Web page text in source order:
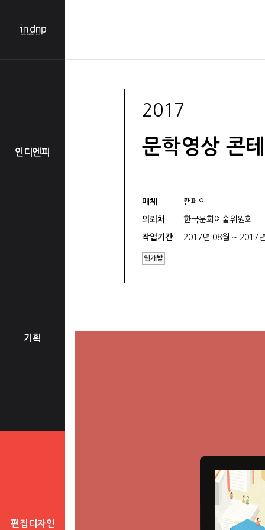
인디엔피
기획
편집디자인
2017
문학영상 콘
매체 캠페인
의뢰처 한국문화예술위원회
작업기간 2017년 08월 ~ 2017
웹개발